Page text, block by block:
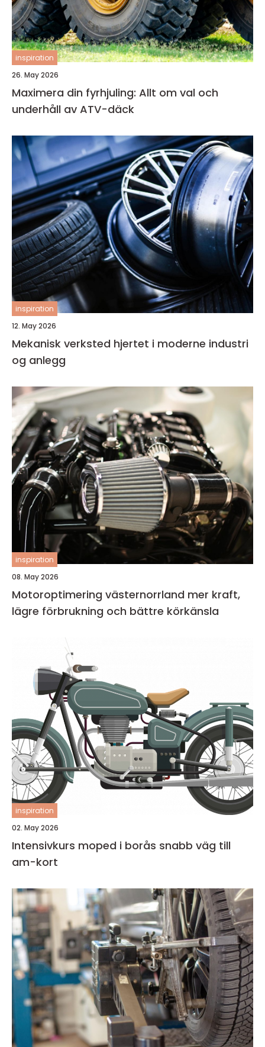
inspiration
26. May 2026
Maximera din fyrhjuling: Allt om val och
underhåll av ATV-däck
inspiration
12. May 2026
Mekanisk verksted hjertet i moderne industri
og anlegg
inspiration
08. May 2026
Motoroptimering västernorrland mer kraft,
lägre förbrukning och bättre körkänsla
inspiration
02. May 2026
Intensivkurs moped i borås snabb väg till
am-kort